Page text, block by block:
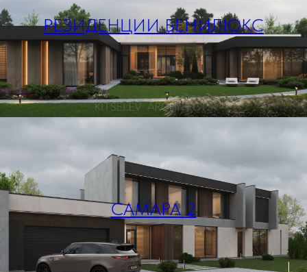
РЕЗИДЕНЦИИ БЕНИЛЮКС
САМАРА 2